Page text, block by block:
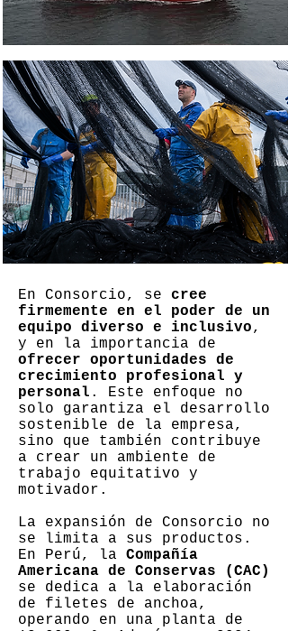
En Consorcio, se cree
firmemente en el poder de un
equipo diverso e inclusivo,
y en la importancia de
ofrecer oportunidades de
crecimiento profesional y
personal . Este enfoque no
solo garantiza el desarrollo
sostenible de la empresa,
sino que también contribuye
a crear un ambiente de
trabajo equitativo y
motivador.
La expansión de Consorcio no
se limita a sus productos.
En Perú, la Compañía
Americana de Conservas (CAC)
se dedica a la elaboración
de filetes de anchoa,
operando en una planta de